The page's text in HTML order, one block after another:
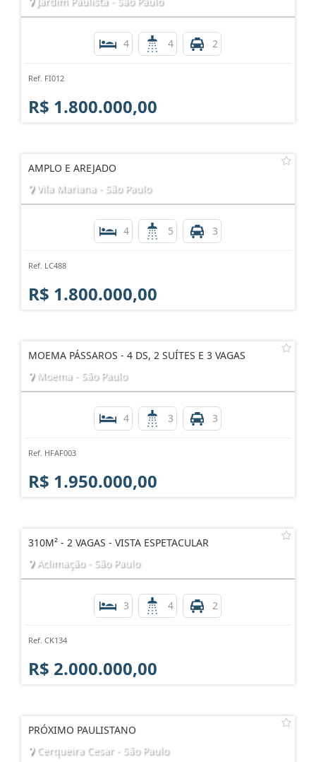
4 4 2
Ref. FI012
R$ 1.800.000,00
AMPLO E AREJADO
Vila Mariana - São Paulo
4 5 3
Ref. LC488
R$ 1.800.000,00
MOEMA PÁSSAROS - 4 DS, 2 SUÍTES E 3 VAGAS
Moema - São Paulo
4 3 3
Ref. HFAF003
R$ 1.950.000,00
310M² - 2 VAGAS - VISTA ESPETACULAR
Aclimação - São Paulo
3 4 2
Ref. CK134
R$ 2.000.000,00
PRÓXIMO PAULISTANO
Cerqueira Cesar - São Paulo